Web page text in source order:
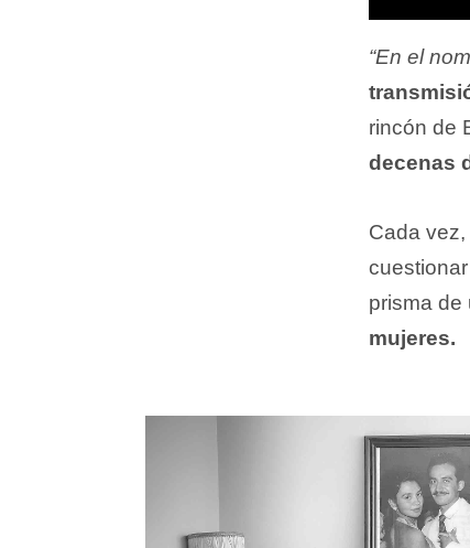
“En el
rincón de
decenas
Cada vez,
prisma de
mujeres.